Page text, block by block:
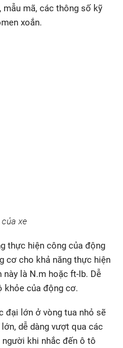
mẫu mã, các thông số kỹ
xoắn.
xe
thực hiện công của động
cơ cho khả năng thực hiện
là N.m hoặc ft-Ib. Dễ
khỏe của động cơ.
đại lớn ở vòng tua nhỏ sẽ
dễ dàng vượt qua các
khi nhắc đến ô tô